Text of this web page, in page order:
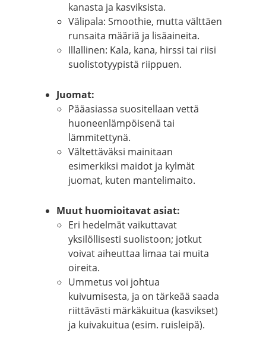
kanasta ja kasviksista.
Välipala: Smoothie, mutta välttäen
runsaita määriä ja lisäaineita.
Illallinen: Kala, kana, hirssi tai riisi
suolistotyypistä riippuen.
Juomat:
Pääasiassa suositellaan vettä
huoneenlämpöisenä tai
lämmitettynä.
Vältettäväksi mainitaan
esimerkiksi maidot ja kylmät
juomat, kuten mantelimaito.
Muut huomioitavat asiat:
Eri hedelmät vaikuttavat
yksilöllisesti suolistoon; jotkut
voivat aiheuttaa limaa tai muita
oireita.
Ummetus voi johtua
kuivumisesta, ja on tärkeää saada
riittävästi märkäkuitua (kasvikset)
ja kuivakuitua (esim. ruisleipä).